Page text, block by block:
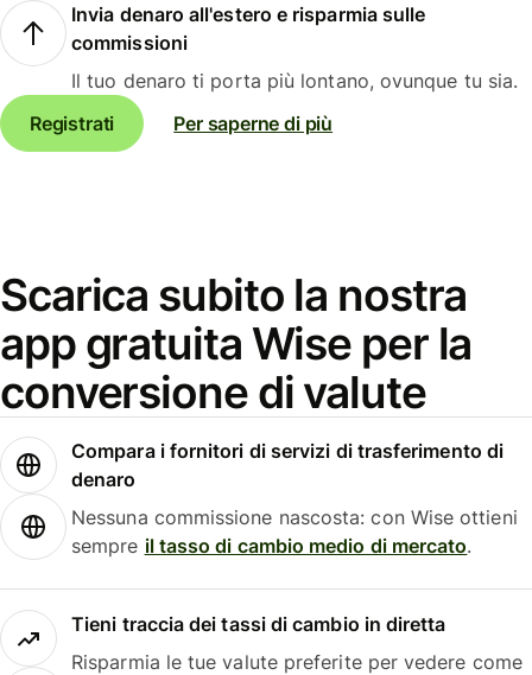
Invia denaro all'estero e risparmia sulle
commissioni
Il tuo denaro ti porta più lontano, ovunque tu sia.
Registrati
Per saperne di più
Scarica subito la nostra
app gratuita Wise per la
conversione di valute
Compara i fornitori di servizi di trasferimento di
denaro
Nessuna commissione nascosta: con Wise ottieni
sempre il tasso di cambio medio di mercato.
Tieni traccia dei tassi di cambio in diretta
Risparmia le tue valute preferite per vedere come